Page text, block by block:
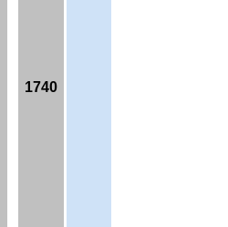
1740